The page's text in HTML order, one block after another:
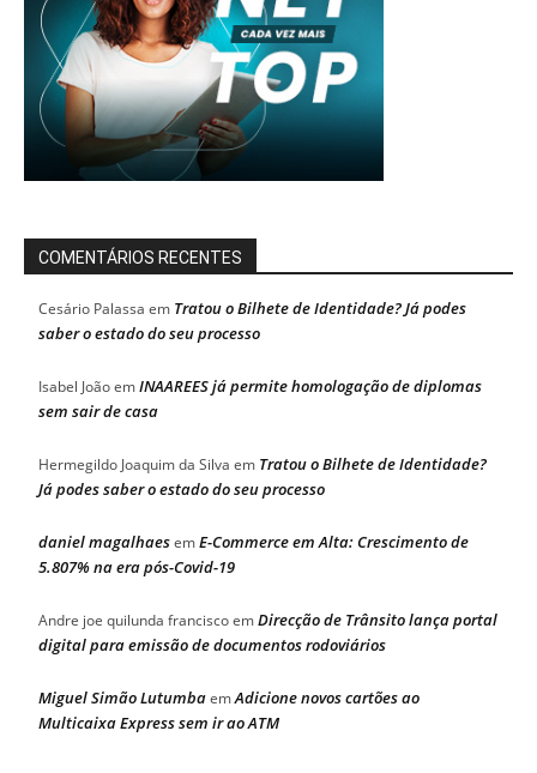
COMENTÁRIOS RECENTES
Cesário Palassa em Tratou o Bilhete de Identidade? Já podes
saber o estado do seu processo
Isabel JoãoemINAAREES já permite homologação de diplomas
sem sair de casa
Hermegildo Joaquim da Silva em Tratou o Bilhete de Identidade?
Já podes saber o estado do seu processo
daniel magalhaesemE-Commerce em Alta: Crescimento de
5.807% na era pós-Covid-19
Andre joe quilunda franciscoemDirecção de Trânsito lança portal
digital para emissão de documentos rodoviários
Miguel Simão LutumbaemAdicione novos cartões ao
Multicaixa Express sem ir ao ATM